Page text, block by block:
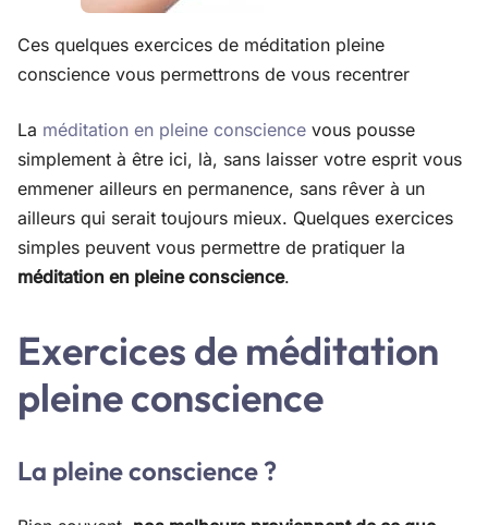
Ces quelques exercices de méditation pleine
conscience vous permettrons de vous recentrer
La méditation en pleine conscience vous pousse
simplement à être ici, là, sans laisser votre esprit vous
emmener ailleurs en permanence, sans rêver à un
ailleurs qui serait toujours mieux. Quelques exercices
simples peuvent vous permettre de pratiquer la
méditation en pleine conscience.
Exercices de méditation
pleine conscience
La pleine conscience ?